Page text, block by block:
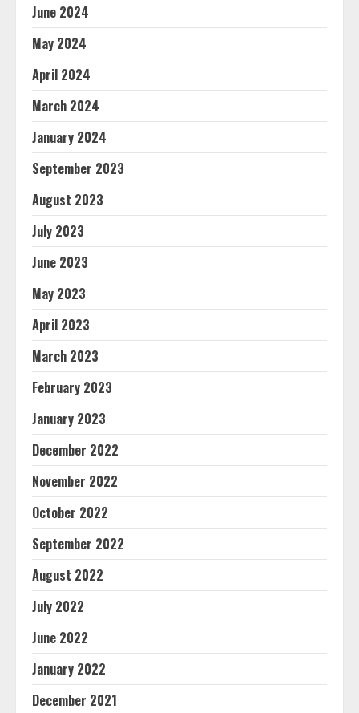
June 2024
May 2024
April 2024
March 2024
January 2024
September 2023
August 2023
July 2023
June 2023
May 2023
April 2023
March 2023
February 2023
January 2023
December 2022
November 2022
October 2022
September 2022
August 2022
July 2022
June 2022
January 2022
December 2021